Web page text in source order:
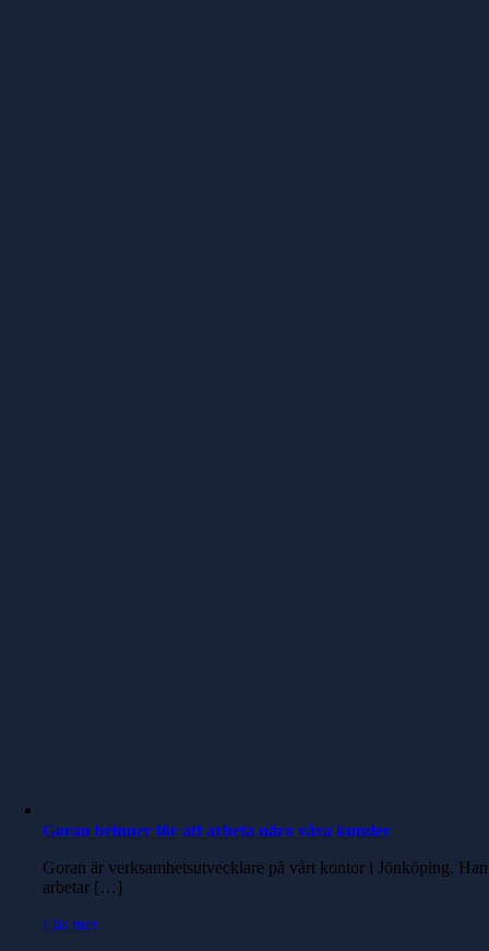
Goran brinner för att arbeta nära våra kunder
Goran är verksamhetsutvecklare på vårt kontor i Jönköping. Han
arbetar […]
Läs mer